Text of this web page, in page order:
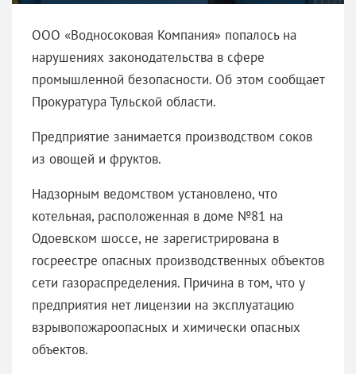
ООО «Водносоковая Компания» попалось на
нарушениях законодательства в сфере
промышленной безопасности. Об этом сообщает
Прокуратура Тульской области.
Предприятие занимается производством соков
из овощей и фруктов.
Надзорным ведомством установлено, что
котельная, расположенная в доме №81 на
Одоевском шоссе, не зарегистрирована в
госреестре опасных производственных объектов
сети газораспределения. Причина в том, что у
предприятия нет лицензии на эксплуатацию
взрывопожароопасных и химически опасных
объектов.